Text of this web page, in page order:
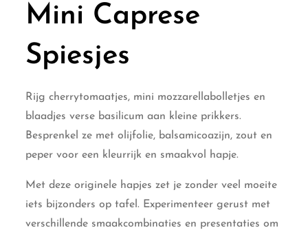
Mini Caprese
Spiesjes
Rijg cherrytomaatjes, mini mozzarellabolletjes en
blaadjes verse basilicum aan kleine prikkers.
Besprenkel ze met olijfolie, balsamicoazijn, zout en
peper voor een kleurrijk en smaakvol hapje.
Met deze originele hapjes zet je zonder veel moeite
iets bijzonders op tafel. Experimenteer gerust met
verschillende smaakcombinaties en presentaties om